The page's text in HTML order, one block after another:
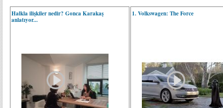
Halkla ilişkiler nedir? Gonca Karakaş
anlatıyor...
1. Volkswagen: The Force